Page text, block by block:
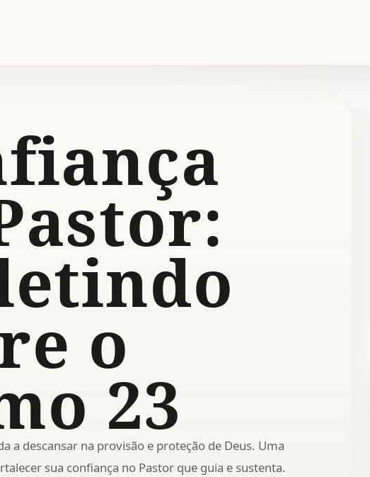
o
23
a descansar na provisão e proteção de Deus. Uma
sua confiança no Pastor que guia e sustenta.